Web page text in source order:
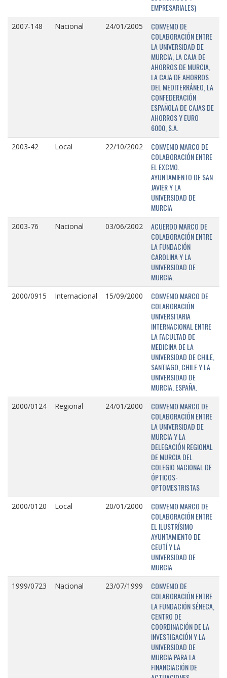
EMPRESARIALES)
2007-148 Nacional 24/01/2005
CONVENIO DE
COLABORACIÓN ENTRE
LA UNIVERSIDAD DE
MURCIA, LA CAJA DE
AHORROS DE MURCIA,
LA CAJA DE AHORROS
DEL MEDITERRÁNEO, LA
CONFEDERACIÓN
ESPAÑOLA DE CAJAS DE
AHORROS Y EURO
6000, S.A.
2003-42 Local 22/10/2002
CONVENIO MARCO DE
COLABORACIÓN ENTRE
EL EXCMO.
AYUNTAMIENTO DE SAN
JAVIER Y LA
UNIVERSIDAD DE
MURCIA
2003-76 Nacional 03/06/2002
ACUERDO MARCO DE
COLABORACIÓN ENTRE
LA FUNDACIÓN
CAROLINA Y LA
UNIVERSIDAD DE
MURCIA.
2000/0915 Internacional 15/09/2000
CONVENIO MARCO DE
COLABORACIÓN
UNIVERSITARIA
INTERNACIONAL ENTRE
LA FACULTAD DE
MEDICINA DE LA
UNIVERSIDAD DE CHILE,
SANTIAGO, CHILE Y LA
UNIVERSIDAD DE
MURCIA, ESPAÑA.
2000/0124 Regional 24/01/2000
CONVENIO MARCO DE
COLABORACIÓN ENTRE
LA UNIVERSIDAD DE
MURCIA Y LA
DELEGACIÓN REGIONAL
DE MURCIA DEL
COLEGIO NACIONAL DE
ÓPTICOS-
OPTOMESTRISTAS
2000/0120 Local 20/01/2000
CONVENIO MARCO DE
COLABORACIÓN ENTRE
EL ILUSTRÍSIMO
AYUNTAMIENTO DE
CEUTÍ Y LA
UNIVERSIDAD DE
MURCIA
1999/0723 Nacional 23/07/1999
CONVENIO DE
COLABORACIÓN ENTRE
LA FUNDACIÓN SÉNECA,
CENTRO DE
COORDINACIÓN DE LA
INVESTIGACIÓN Y LA
UNIVERSIDAD DE
MURCIA PARA LA
FINANCIACIÓN DE